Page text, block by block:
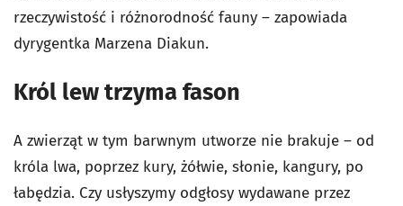
rzeczywistość i różnorodność fauny – zapowiada
dyrygentka Marzena Diakun.
Król lew trzyma fason
A zwierząt w tym barwnym utworze nie brakuje – od
króla lwa, poprzez kury, żółwie, słonie, kangury, po
łabędzia. Czy usłyszymy odgłosy wydawane przez